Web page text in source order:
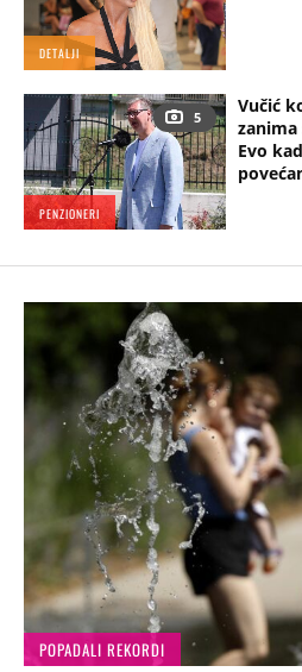
DETALJI
5
PENZIONERI
Vučić
zanima
Evo
POPADALI REKORDI